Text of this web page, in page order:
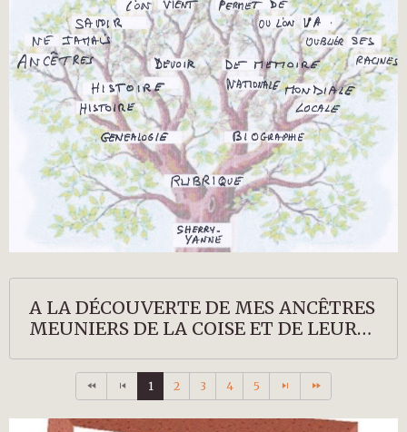
A LA DÉCOUVERTE DE MES ANCÊTRES
MEUNIERS DE LA COISE ET DE LEURS
1 2 3 4 5